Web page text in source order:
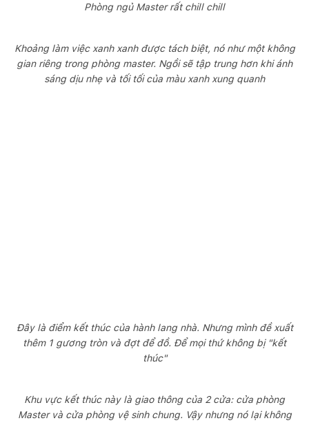
Phòng ngủ Master rất chill chill
Khoảng làm việc xanh xanh được tách biệt, nó như một không
gian riêng trong phòng master. Ngồi sẽ tập trung hơn khi ánh
sáng dịu nhẹ và tối tối của màu xanh xung quanh
Đây là điểm kết thúc của hành lang nhà. Nhưng mình đề xuất
thêm 1 gương tròn và đợt để đồ. Để mọi thứ không bị "kết
thúc"
Khu vực kết thúc này là giao thông của 2 cửa: cửa phòng
Master và cửa phòng vệ sinh chung. Vậy nhưng nó lại không